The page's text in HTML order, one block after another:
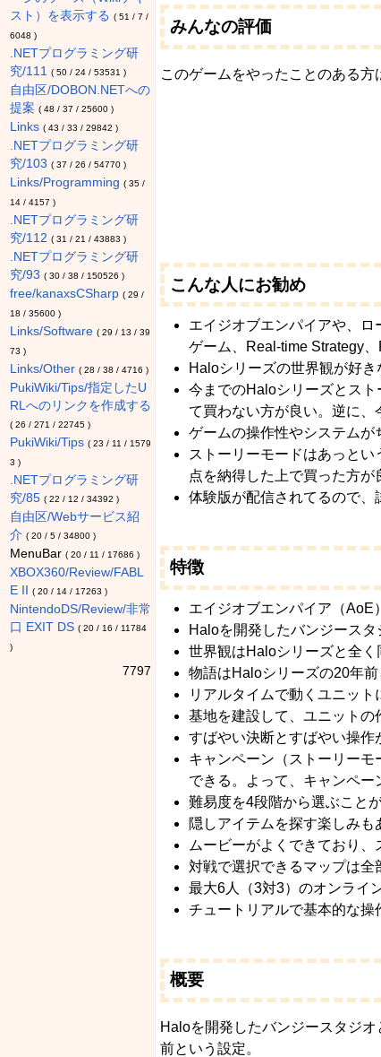
スト）を表示する ( 51 / 7 /
6048 )
.NETプログラミング研
究/111
( 50/ 24/ 53531 )
自由区/DOBON.NETへの
提案 ( 48 / 37 / 25600)
Links ( 43 / 33 / 29842 )
.NETプログラミング研
究/103 ( 37 / 26 / 54770)
Links/Programming ( 35/
14/ 4157 )
.NETプログラミング研
究/112 ( 31 / 21 / 43883 )
.NETプログラミング研
究/93 ( 30/ 38 / 150526 )
free/kanaxsCSharp ( 29 /
18 / 35600)
Links/Software ( 29 / 13 / 39
73 )
Links/Other ( 28 / 38 / 4716 )
PukiWiki/Tips/指定したU
RLへのリンクを作成する
( 26 / 271 / 22745)
PukiWiki/Tips ( 23 / 11 / 1579
3 )
.NETプログラミング研
究/85 ( 22 / 12 / 34392 )
自由区/Webサービス紹
介 ( 20/ 5/ 34800)
MenuBar ( 20/ 11 / 17686 )
XBOX360/Review/FABL
E II
( 20/ 14/ 17263 )
NintendoDS/Review/非常
口 EXIT DS ( 20/ 16 / 11784
)
7797
みんなの評価
このゲームをやったことのある方
こんな人にお勧め
エイジオブエンパイアや、
ゲーム、Real-time Strategy、
Haloシリーズの世界観が好き
今までのHaloシリーズとス
て買わない方が良い。逆に、
ゲームの操作性やシステムが
ストーリーモードはあっと
点を納得した上で買った方が
体験版が配信されてるので、
特徴
エイジオブエンパイア（AoE
Haloを開発したバンジース
世界観はHaloシリーズと全く
物語はHaloシリーズの20年
リアルタイムで動くユニット
基地を建設して、ユニットの
すばやい決断とすばやい操作
キャンペーン（ストーリー
できる。よって、キャンペー
難易度を4段階から選ぶことが
隠しアイテムを探す楽しみも
ムービーがよくできており、
対戦で選択できるマップは全
最大6人（3対3）のオンライ
チュートリアルで基本的な操
概要
Haloを開発したバンジースタジ
前という設定。